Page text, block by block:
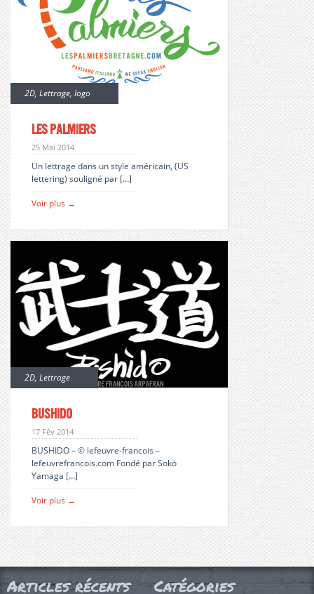
2D, Lettrage, logo
les palmiers
25 Mai 2014
Un lettrage dans un style américain, (US
lettering) souligné par […]
Voir plus →
2D, Lettrage
Bushido
17 Fév 2014
BUSHIDO – © lefeuvre-francois –
lefeuvrefrancois.com Fondé par Sokō
Yamaga […]
Voir plus →
Articles récents Catégories